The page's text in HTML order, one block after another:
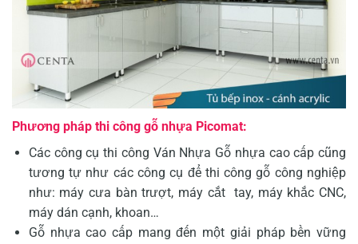
Phương pháp thi công gỗ nhựa Picomat:
Các công cụ thi công Ván Nhựa Gỗ nhựa cao cấp cũng
tương tự như các công cụ để thi công gỗ công nghiệp
như: máy cưa bàn trượt, máy cắt tay, máy khắc CNC,
máy dán cạnh, khoan…
Gỗ nhựa cao cấp mang đến một giải pháp bền vững